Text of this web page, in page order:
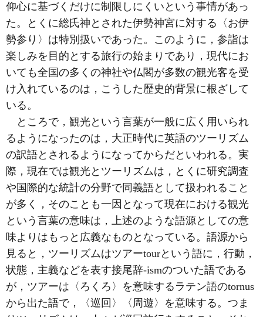
仰心に基づくだけに制限しにくいという事情があっ
た。とくに総氏神とされた伊勢神宮に対する〈お伊
勢参り〉は特別扱いであった。このように，参詣は
楽しみを目的とする旅行の始まりであり，現代にお
いても全国の多くの神社や仏閣が多数の観光客を受
け入れているのは，こうした歴史的背景に根ざして
いる。
ところで，観光という言葉が一般に広く用いられ
るようになったのは，大正時代に英語のツーリズム
の訳語とされるようになってからだといわれる。実
際，現在では観光とツーリズムは，とくに研究調査
や国際的な統計の分野で同義語として扱われること
が多く，そのことも一因となって現在における観光
という言葉の意味は，上述のような語源としての意
味よりはもっと広義なものとなっている。語源から
見ると，ツーリズムはツアーtourという語に，行動，
状態，主義などを表す接尾辞-ismのついた語である
が，ツアーは〈ろくろ〉を意味するラテン語のtornus
から出た語で，〈巡回〉〈周遊〉を意味する。つま